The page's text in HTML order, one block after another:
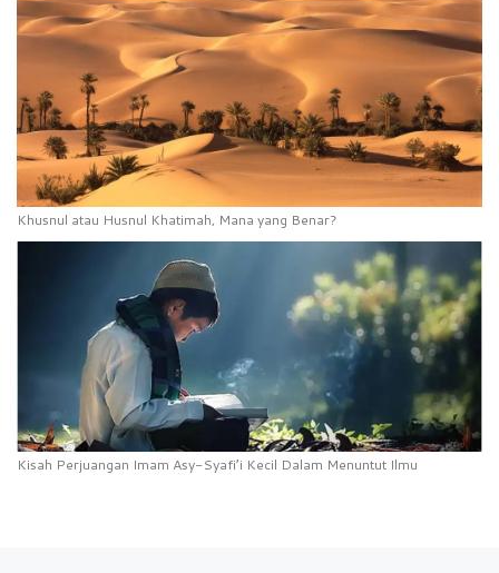
Khusnul atau Husnul Khatimah, Mana yang Benar?
Kisah Perjuangan Imam Asy-Syafi’i Kecil Dalam Menuntut Ilmu